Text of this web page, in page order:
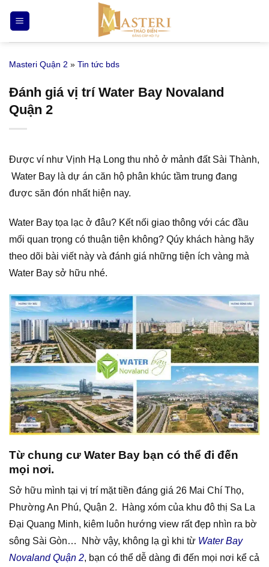
qua
nội
Masteri Quận 2 » Tin tức bds
Đánh giá vị trí Water Bay Novaland
Quận 2
Được ví như Vịnh Hạ Long thu nhỏ ở mảnh đất Sài Thành,
Water Bay là dự án căn hộ phân khúc tầm trung đang
được săn đón nhất hiện nay.
Water Bay tọa lạc ở đâu? Kết nối giao thông với các đầu
mối quan trọng có thuận tiện không? Qúy khách hàng hãy
theo dõi bài viết này và đánh giá những tiện ích vàng mà
Water Bay sở hữu nhé.
Từ chung cư Water Bay bạn có thể đi đến
mọi nơi.
Sở hữu mình tại vị trí mặt tiền đáng giá 26 Mai Chí Thọ,
Phường An Phú, Quận 2. Hàng xóm của khu đô thị Sa La
Đại Quang Minh, kiêm luôn hướng view rất đẹp nhìn ra bờ
sông Sài Gòn… Nhờ vậy, không lạ gì khi từ Water Bay
Novaland Quận 2, bạn có thể dễ dàng đi đến mọi nơi kể cả